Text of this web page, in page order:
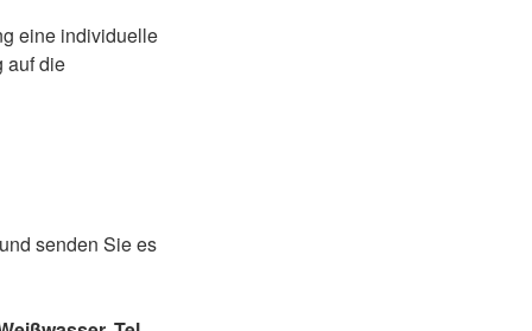
eine individuelle
auf die
senden Sie es